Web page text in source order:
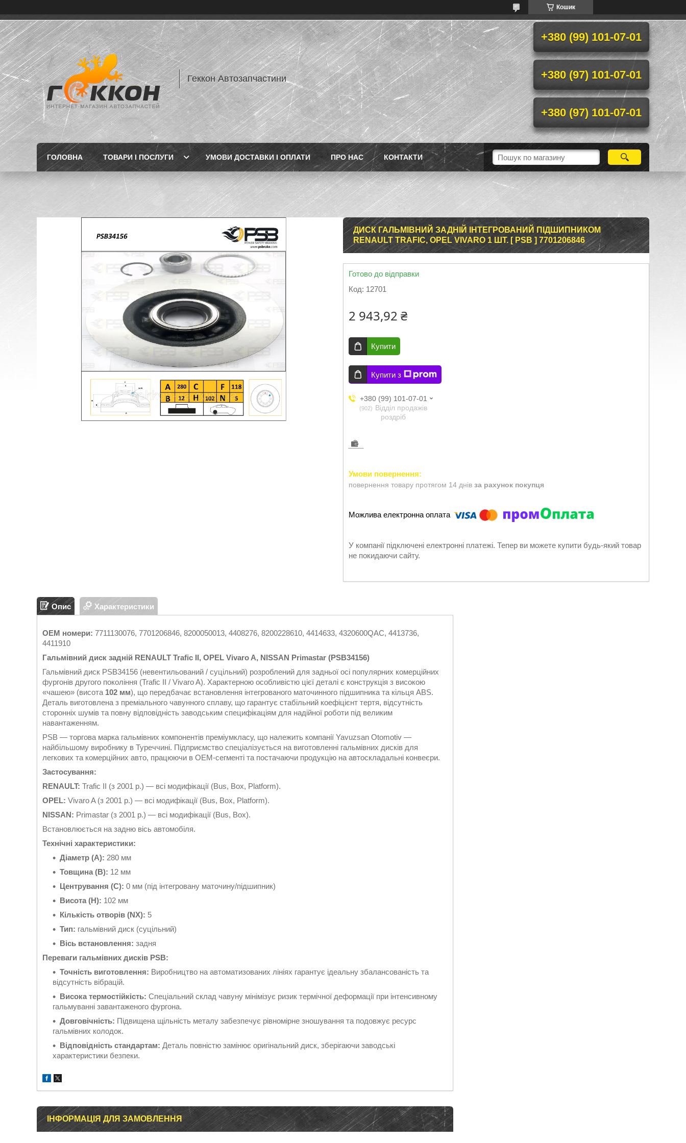
Кошик
Геккон Автозапчастини
+380 (99) 101-07-01
+380 (97) 101-07-01
+380 (97) 101-07-01
ГОЛОВНА ТОВАРИ І ПОСЛУГИ УМОВИ ДОСТАВКИ І ОПЛАТИ ПРО НАС КОНТАКТИ
ДИСК ГАЛЬМІВНИЙ ЗАДНІЙ ІНТЕГРОВАНИЙ ПІДШИПНИКОМ
RENAULT TRAFIC, OPEL VIVARO 1 ШТ. [ PSB ] 7701206846
Готово до відправки
Код: 12701
2 943,92 ₴
Купити
Купити з
+380 (99) 101-07-01
902
Відділ продажів
роздріб
повернення товару протягом 14 днів за рахунок покупця
У компанії підключені електронні платежі. Тепер ви можете купити будь-який товар
не покидаючи сайту.
Опис Характеристики
OEM номери: 7711130076, 7701206846, 8200050013, 4408276, 8200228610, 4414633, 4320600QAC, 4413736,
4411910
Гальмівний диск задній RENAULT Trafic II, OPEL Vivaro A, NISSAN Primastar (PSB34156)
Гальмівний диск PSB34156 (невентильований / суцільний) розроблений для задньої осі популярних комерційних
фургонів другого покоління (Trafic II / Vivaro A). Характерною особливістю цієї деталі є конструкція з високою
«чашею» (висота 102 мм), що передбачає встановлення інтегрованого маточинного підшипника та кільця ABS.
Деталь виготовлена з преміального чавунного сплаву, що гарантує стабільний коефіцієнт тертя, відсутність
сторонніх шумів та повну відповідність заводським специфікаціям для надійної роботи під великим
навантаженням.
PSB — торгова марка гальмівних компонентів преміумкласу, що належить компанії Yavuzsan Otomotiv —
найбільшому виробнику в Туреччині. Підприємство спеціалізується на виготовленні гальмівних дисків для
легкових та комерційних авто, працюючи в OEM-сегменті та постачаючи продукцію на автоскладальні конвеєри.
Застосування:
RENAULT: Trafic II (з 2001 р.) — всі модифікації (Bus, Box, Platform).
OPEL: Vivaro A (з 2001 р.) — всі модифікації (Bus, Box, Platform).
NISSAN: Primastar (з 2001 р.) — всі модифікації (Bus, Box).
Встановлюється на задню вісь автомобіля.
Технічні характеристики:
Діаметр (A): 280 мм
Товщина (B): 12 мм
Центрування (C): 0 мм (під інтегровану маточину/підшипник)
Висота (H): 102 мм
Кількість отворів (NX): 5
Тип: гальмівний диск (суцільний)
Вісь встановлення: задня
Переваги гальмівних дисків PSB:
Точність виготовлення: Виробництво на автоматизованих лініях гарантує ідеальну збалансованість та
відсутність вібрацій.
Висока термостійкість: Спеціальний склад чавуну мінімізує ризик термічної деформації при інтенсивному
гальмуванні завантаженого фургона.
Довговічність: Підвищена щільність металу забезпечує рівномірне зношування та подовжує ресурс
гальмівних колодок.
Відповідність стандартам: Деталь повністю замінює оригінальний диск, зберігаючи заводські
характеристики безпеки.
ІНФОРМАЦІЯ ДЛЯ ЗАМОВЛЕННЯ